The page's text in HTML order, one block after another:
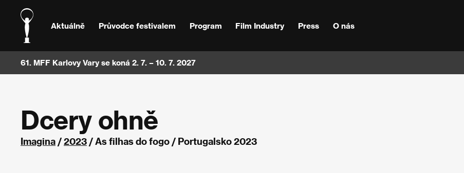
Aktuálně Průvodce festivalem Program Film Industry Press O nás
61. MFF Karlovy Vary se koná 2. 7. – 10. 7. 2027
Dcery ohně
Imagina /2023 / As filhas do fogo / Portugalsko 2023